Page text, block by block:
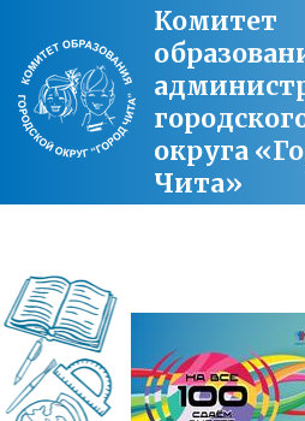
Комитет
округа
Чита»